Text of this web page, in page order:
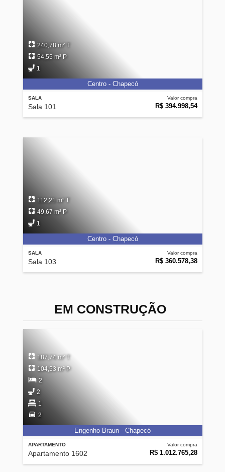
SALA
Sala 101
Valor compra
R$ 394.998,54
240,78 m² T
54,55 m² P
1
Centro - Chapecó
SALA
Sala 103
Valor compra
R$ 360.578,38
112,21 m² T
49,67 m² P
1
Centro - Chapecó
EM CONSTRUÇÃO
APARTAMENTO
Apartamento 1602
Valor compra
R$ 1.012.765,28
187,74 m² T
104,53 m² P
2
2
1
2
Engenho Braun - Chapecó